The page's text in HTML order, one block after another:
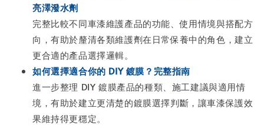
亮澤潑水劑
完整比較不同車漆維護產品的功能、使用情境與搭配方
向，有助於釐清各類維護劑在日常保養中的角色，建立
更合適的產品選擇邏輯。
如何選擇適合你的 DIY 鍍膜？完整指南
進一步整理 DIY 鍍膜產品的種類、施工建議與適用情
境，有助於建立更清楚的鍍膜選擇判斷，讓車漆保護效
果維持得更穩定。